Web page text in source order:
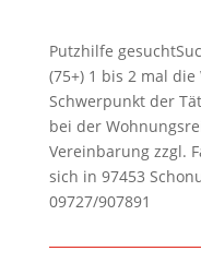
Putzhilfe
(75+) 1 bis 2 mal
Schwerpunkt der
bei der
Vereinbarung zzgl.
sich in 97453
09727/907891